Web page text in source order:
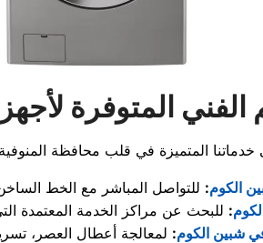
الفني المتوفرة
الكوم:
:
شبين الكوم: